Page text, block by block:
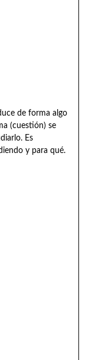
de forma algo
(cuestión) se
Es
y para qué.